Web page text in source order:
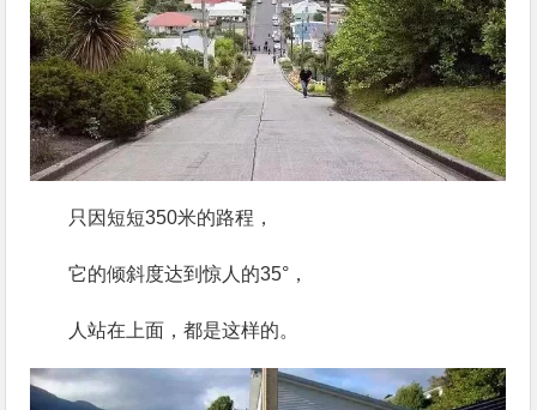
只因短短350米的路程，
它的倾斜度达到惊人的35°，
人站在上面，都是这样的。